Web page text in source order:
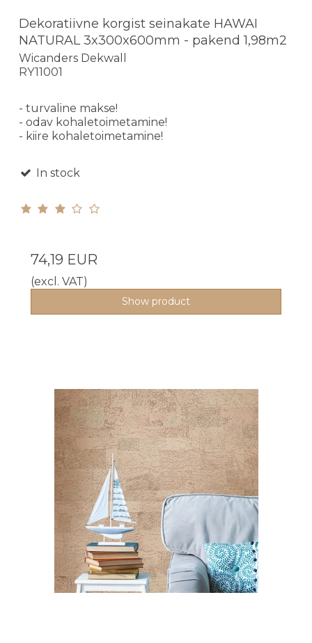
Dekoratiivne korgist seinakate HAWAI
NATURAL 3x300x600mm - pakend 1,98m2
Wicanders Dekwall
RY11001
- turvaline makse!
- odav kohaletoimetamine!
- kiire kohaletoimetamine!
In stock
74,19 EUR
(excl. VAT)
Show product